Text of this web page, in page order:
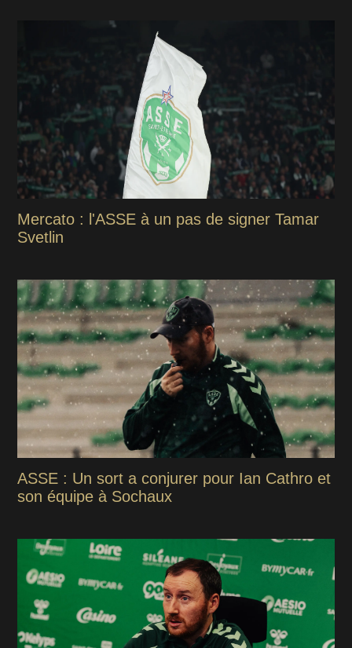
Mercato : l'ASSE à un pas de signer Tamar
Svetlin
ASSE : Un sort a conjurer pour Ian Cathro et
son équipe à Sochaux